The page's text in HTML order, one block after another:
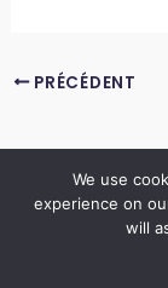
PRÉCÉDENT
Copyright © 2026 LES
We use
experience on
will